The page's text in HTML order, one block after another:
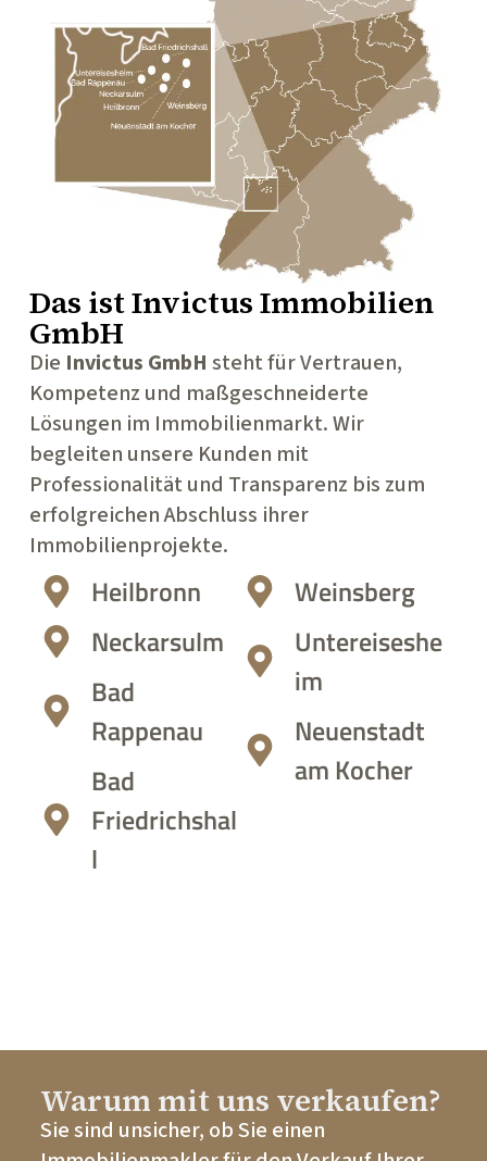
Das istInvictus Immobilien
GmbH
Die Invictus GmbH steht für Vertrauen,
Kompetenz und maßgeschneiderte
Lösungen im Immobilienmarkt. Wir
begleiten unsere Kunden mit
Professionalität und Transparenz bis zum
erfolgreichen Abschluss ihrer
Immobilienprojekte.
Heilbronn
Neckarsulm
Bad
Rappenau
Bad
Friedrichshal
l
Weinsberg
Untereiseshe
im
Neuenstadt
am Kocher
Warum mit uns verkaufen?
Sie sind unsicher, ob Sie einen